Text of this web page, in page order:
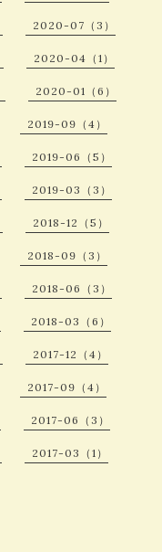
2020-07（3）
2020-04（1）
2020-01（6）
2019-09（4）
2019-06（5）
2019-03（3）
2018-12（5）
2018-09（3）
2018-06（3）
2018-03（6）
2017-12（4）
2017-09（4）
2017-06（3）
2017-03（1）